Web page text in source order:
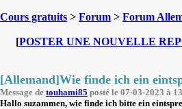
Cours gratuits > Forum > Forum
[POSTER UNE NOUVELLE
[Allemand]Wie finde ich ein
Message de touhami85 posté le 07-03-2023 à
Hallo suzammen, wie finde ich bitte ein